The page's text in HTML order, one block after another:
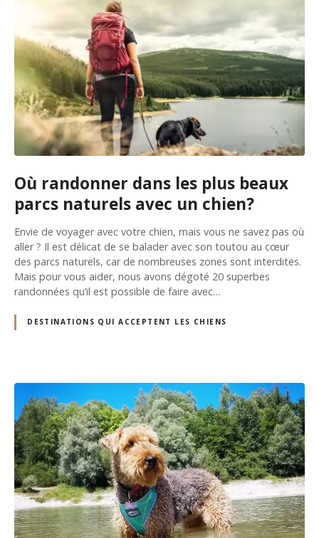
Où randonner dans les plus beaux
parcs naturels avec un chien?
Envie de voyager avec votre chien, mais vous ne savez pas où
aller ? Il est délicat de se balader avec son toutou au cœur
des parcs naturels, car de nombreuses zones sont interdites.
Mais pour vous aider, nous avons dégoté 20 superbes
randonnées qu’il est possible de faire avec…
DESTINATIONS QUI ACCEPTENT LES CHIENS